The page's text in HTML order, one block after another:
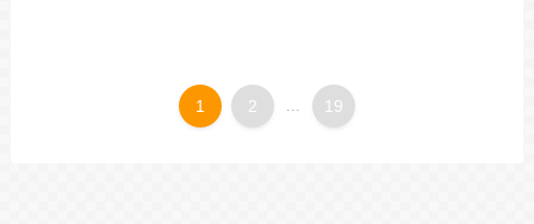
1 2 19